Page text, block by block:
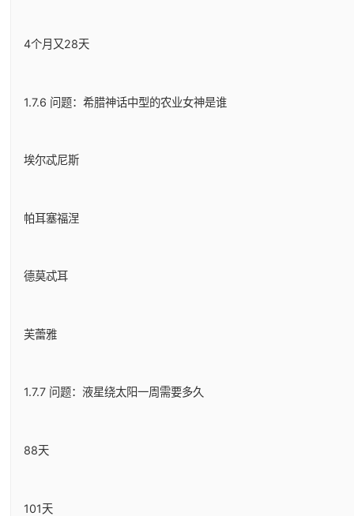
4个月又28天
1.7.6 问题：希腊神话中型的农业女神是谁
埃尔忒尼斯
帕耳塞福涅
德莫忒耳
芙蕾雅
1.7.7 问题：液星绕太阳一周需要多久
88天
101天